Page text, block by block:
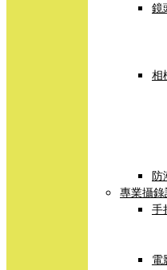
鏡
相
防
專業攝錄
手
電